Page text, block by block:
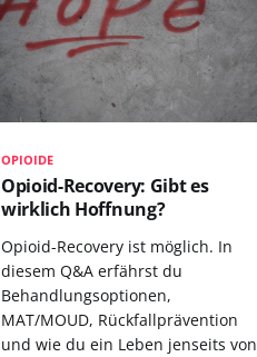
OPIOIDE
Opioid-Recovery: Gibt es
wirklich Hoffnung?
Opioid-Recovery ist möglich. In
diesem Q&A erfährst du
Behandlungsoptionen,
MAT/MOUD, Rückfallprävention
und wie du ein Leben jenseits von